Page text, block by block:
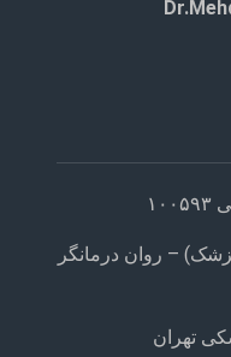
– روان درمانگر
تهران